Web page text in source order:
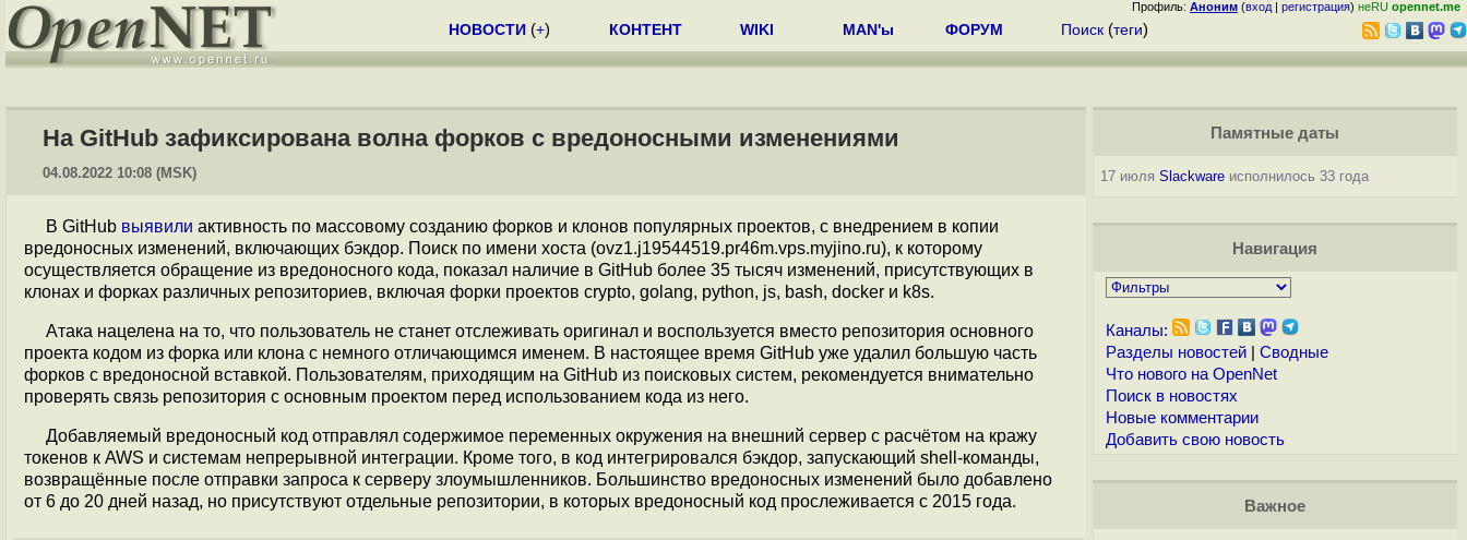
Профиль: Аноним (вход | регистрация) неRU opennet.me
НОВОСТИ (+) КОНТЕНТ WIKI MAN'ы ФОРУМ Поиск (теги)
На GitHub зафиксирована волна форков с вредоносными изменениями
04.08.2022 10:08 (MSK)
В GitHub выявили активность по массовому созданию форков и клонов популярных проектов, с внедрением в копии
вредоносных изменений, включающих бэкдор. Поиск по имени хоста (ovz1.j19544519.pr46m.vps.myjino.ru), к которому
осуществляется обращение из вредоносного кода, показал наличие в GitHub более 35 тысяч изменений, присутствующих в
клонах и форках различных репозиториев, включая форки проектов crypto, golang, python, js, bash, docker и k8s.
Атака нацелена на то, что пользователь не станет отслеживать оригинал и воспользуется вместо репозитория основного
проекта кодом из форка или клона с немного отличающимся именем. В настоящее время GitHub уже удалил большую часть
форков с вредоносной вставкой. Пользователям, приходящим на GitHub из поисковых систем, рекомендуется внимательно
проверять связь репозитория с основным проектом перед использованием кода из него.
Добавляемый вредоносный код отправлял содержимое переменных окружения на внешний сервер с расчётом на кражу
токенов к AWS и системам непрерывной интеграции. Кроме того, в код интегрировался бэкдор, запускающий shell-команды,
возвращённые после отправки запроса к серверу злоумышленников. Большинство вредоносных изменений было добавлено
от 6 до 20 дней назад, но присутствуют отдельные репозитории, в которых вредоносный код прослеживается с 2015 года.
Памятные даты
17 июля Slackwareисполнилось 33 года
Навигация
Каналы:
Разделы новостей| Сводные
Что нового на OpenNet
Поиск в новостях
Новые комментарии
Добавить свою новость
Важное